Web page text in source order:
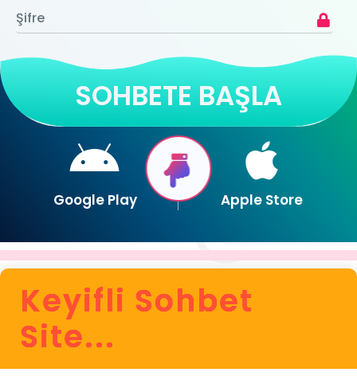
SOHBETE BAŞLA
Google Play Apple Store
Keyifli Sohbet
Site...